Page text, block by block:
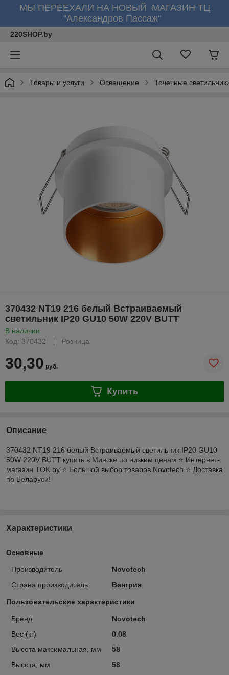
МЫ ПЕРЕЕХАЛИ НА НОВЫЙ МАГАЗИН ТЦ
"Александров Пассаж"
220SHOP.by
Товары и услуги Освещение Точечные
370432 NT19 216 белый Встраиваемый
светильник IP20 GU10 50W 220V BUTT
В наличии
Код: 370432
Розница
30,30 руб.
Купить
Описание
370432 NT19 216 белый Встраиваемый светильник IP20 GU10
50W 220V BUTT купить в Минске по низким ценам ⭐️ Интернет-
магазин TOK.by ⭐️ Большой выбор товаров Novotech ⭐️ Доставка
по Беларуси!
Характеристики
Основные
Производитель
Novotech
Страна производитель
Венгрия
Пользовательские характеристики
Бренд
Novotech
Вес (кг)
0.08
Высота максимальная, мм
58
Высота, мм
58